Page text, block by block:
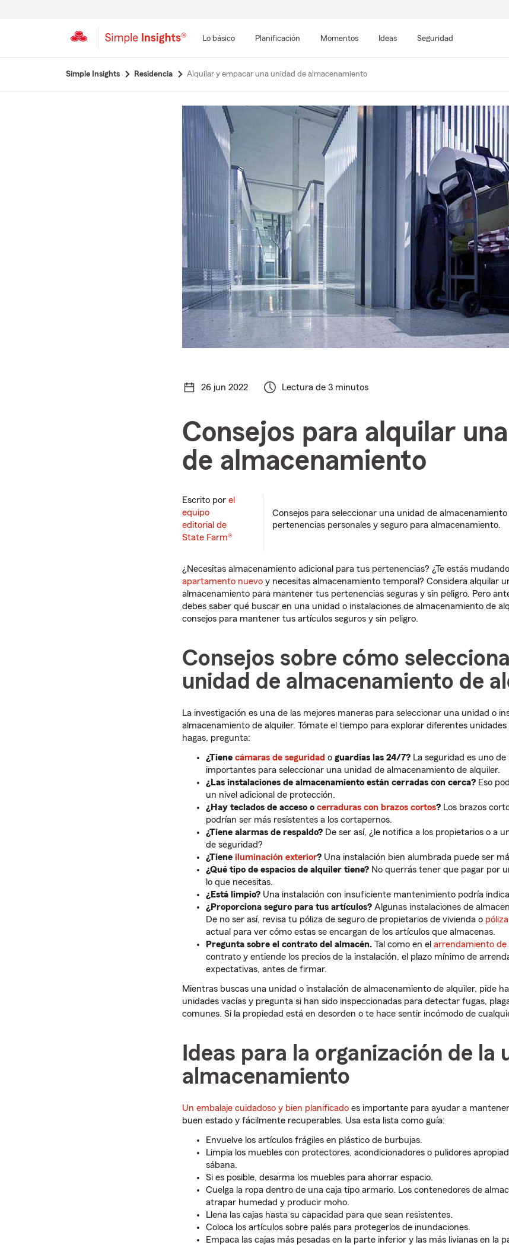
Lo básico Planificación Momentos Ideas Seguridad
Simple Insights Residencia Alquilar y empacar una unidad de almacenamiento
26 jun 2022 Lectura de 3 minutos
Consejos para alquilar
de almacenamiento
Escrito por el
equipo
editorial de
State Farm®
Consejos para seleccionar una unidad de
pertenencias personales y seguro para almacenamiento.
¿Necesitas almacenamiento adicional para tus pertenencias? ¿Te estás
apartamento nuevo y necesitas almacenamiento temporal? Considera alquilar
almacenamiento para mantener tus pertenencias seguras y sin peligro. Pero
debes saber qué buscar en una unidad o instalaciones de almacenamiento de
consejos para mantener tus artículos seguros y sin peligro.
Consejos sobre cómo
unidad de almacenamiento de
La investigación es una de las mejores maneras para seleccionar una unidad o
almacenamiento de alquiler. Tómate el tiempo para explorar diferentes unidades
hagas, pregunta:
¿Tiene cámaras de seguridad o guardias las 24/7? La seguridad es uno
importantes para seleccionar una unidad de almacenamiento de alquiler.
¿Las instalaciones de almacenamiento están cerradas con cerca? Eso
un nivel adicional de protección.
¿Hay teclados de acceso o cerraduras con brazos cortos? Los brazos
podrían ser más resistentes a los cortapernos.
¿Tiene alarmas de respaldo? De ser así, ¿le notifica a los propietarios o a
de seguridad?
¿Tiene iluminación exterior? Una instalación bien alumbrada puede ser
¿Qué tipo de espacios de alquiler tiene? No querrás tener que pagar por
lo que necesitas.
¿Está limpio? Una instalación con insuficiente mantenimiento podría
¿Proporciona seguro para tus artículos? Algunas instalaciones de
De no ser así, revisa tu póliza de seguro de propietarios de vivienda o
actual para ver cómo estas se encargan de los artículos que almacenas.
Pregunta sobre el contrato del almacén. Tal como en el arrendamiento
contrato y entiende los precios de la instalación, el plazo mínimo de
expectativas, antes de firmar.
Mientras buscas una unidad o instalación de almacenamiento de alquiler, pide
unidades vacías y pregunta si han sido inspeccionadas para detectar fugas,
comunes. Si la propiedad está en desorden o te hace sentir incómodo de
Ideas para la organización de la
almacenamiento
Un embalaje cuidadoso y bien planificado es importante para ayudar a
buen estado y fácilmente recuperables. Usa esta lista como guía:
Envuelve los artículos frágiles en plástico de burbujas.
Limpia los muebles con protectores, acondicionadores o pulidores
sábana.
Si es posible, desarma los muebles para ahorrar espacio.
Cuelga la ropa dentro de una caja tipo armario. Los contenedores de
atrapar humedad y producir moho.
Llena las cajas hasta su capacidad para que sean resistentes.
Coloca los artículos sobre palés para protegerlos de inundaciones.
Empaca las cajas más pesadas en la parte inferior y las más livianas en la